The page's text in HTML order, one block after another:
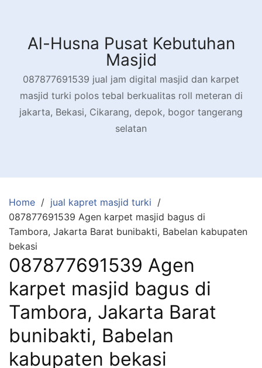
contentAl-Husna Pusat Kebutuhan
Masjid
087877691539 jual jam digital masjid dan karpet
masjid turki polos tebal berkualitas roll meteran di
jakarta, Bekasi, Cikarang, depok, bogor tangerang
selatan
Home
jual kapret masjid turki
087877691539 Agen karpet masjid bagus di
Tambora, Jakarta Barat bunibakti, Babelan kabupaten
bekasi
087877691539 Agen
karpet masjid bagus di
Tambora, Jakarta Barat
bunibakti, Babelan
kabupaten bekasi